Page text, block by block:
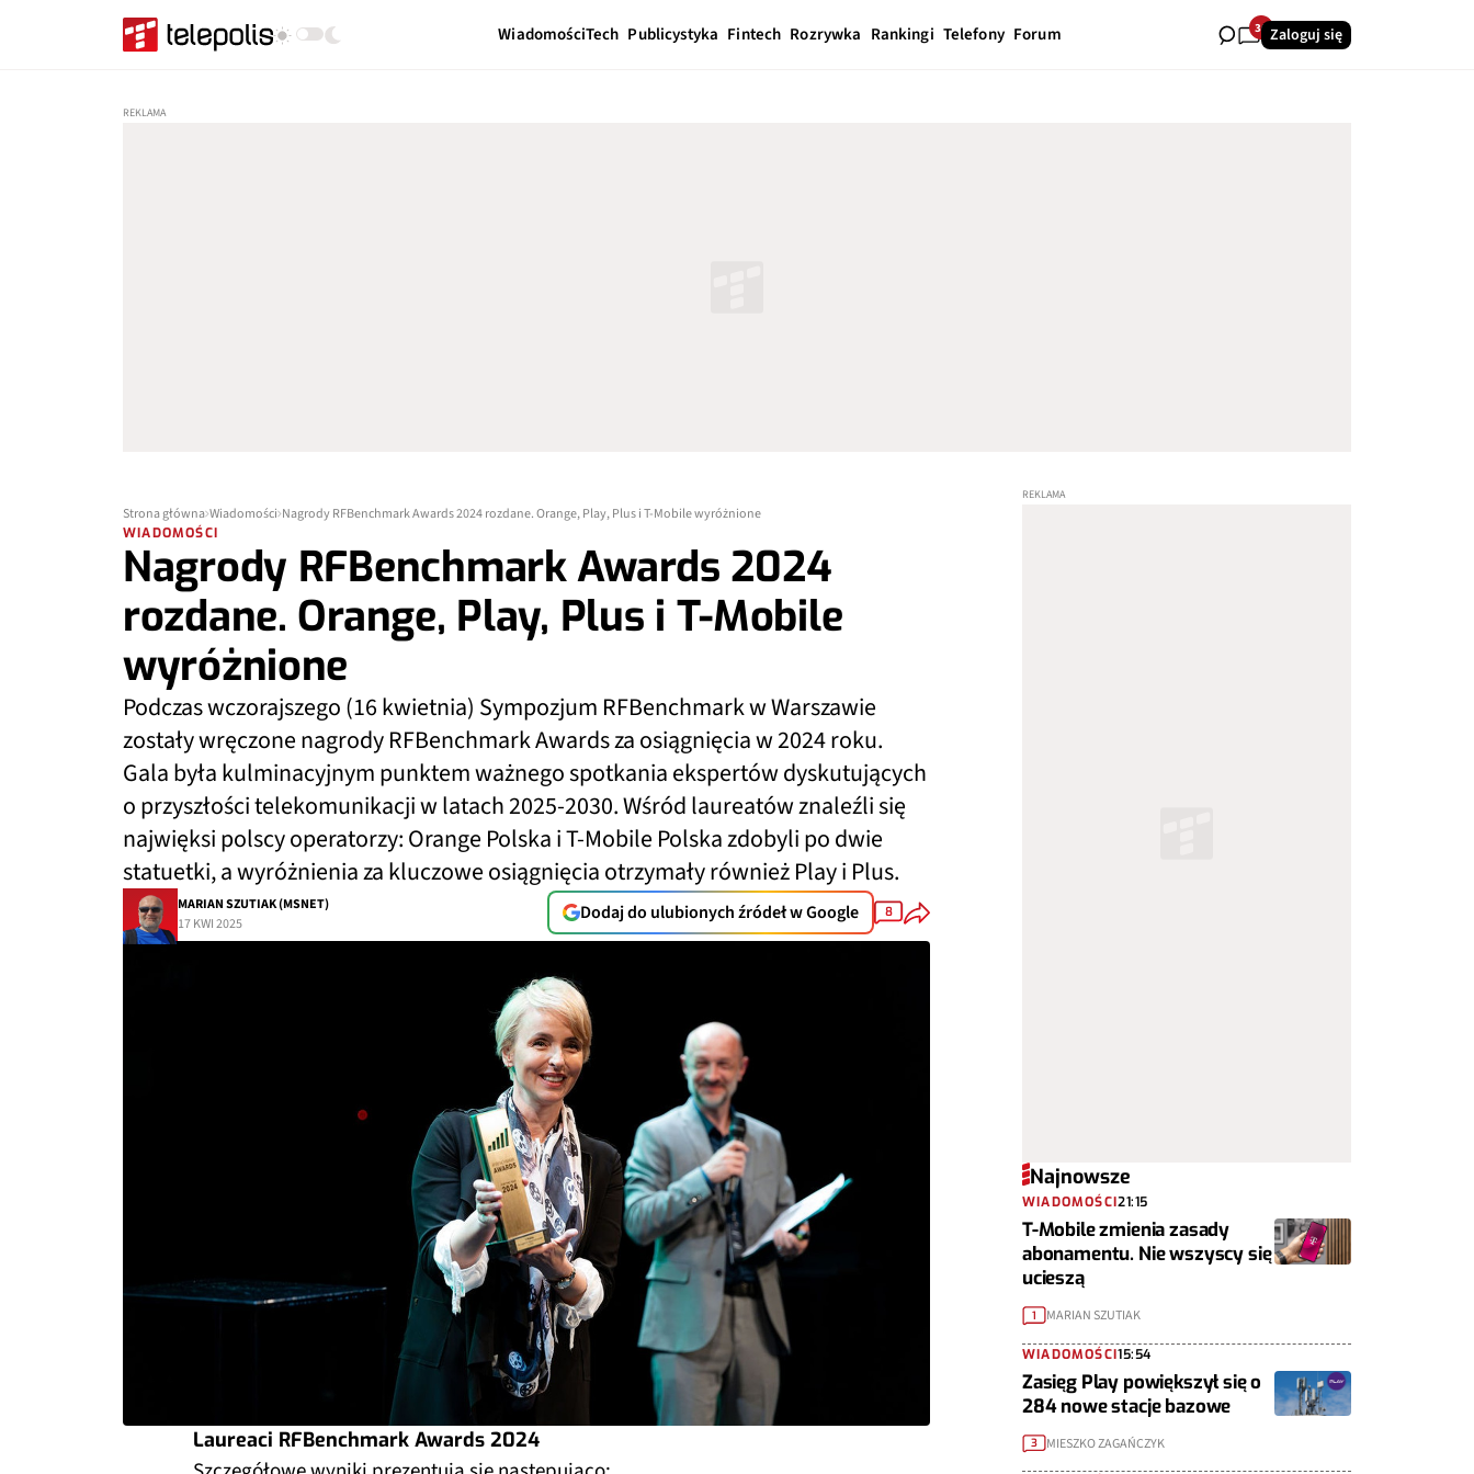
WiadomościTech Publicystyka Fintech Rozrywka Rankingi Telefony Forum 36Zaloguj się
Strona główna Wiadomości Nagrody RFBenchmark Awards 2024 rozdane. Orange, Play, Plus i T-Mobile wyróżnione
WIADOMOŚCI
Nagrody RFBenchmark Awards 2024
rozdane. Orange, Play, Plus i T-Mobile
wyróżnione
Podczas wczorajszego (16 kwietnia) Sympozjum RFBenchmark w Warszawie
zostały wręczone nagrody RFBenchmark Awards za osiągnięcia w 2024 roku.
Gala była kulminacyjnym punktem ważnego spotkania ekspertów dyskutujących
o przyszłości telekomunikacji w latach 2025-2030. Wśród laureatów znaleźli się
najwięksi polscy operatorzy: Orange Polska i T-Mobile Polska zdobyli po dwie
statuetki, a wyróżnienia za kluczowe osiągnięcia otrzymały również Play i Plus.
MARIAN SZUTIAK (MSNET)
17 KWI 2025
Dodaj do ulubionych źródeł w Google 8
Laureaci RFBenchmark Awards 2024
Najnowsze
WIADOMOŚCI21:15
T-Mobile zmienia zasady
abonamentu. Nie wszyscy się
ucieszą
1 MARIAN SZUTIAK
WIADOMOŚCI15:54
Zasięg Play powiększył się o
284 nowe stacje bazowe
3 MIESZKO ZAGAŃCZYK